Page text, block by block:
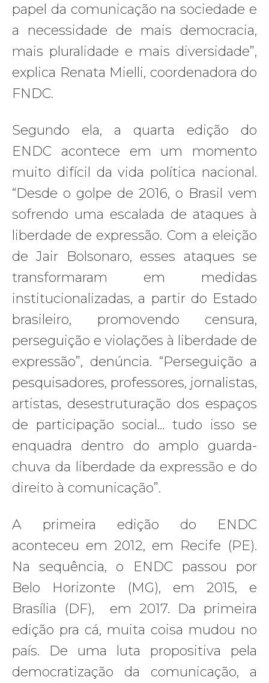
papel da comunicação na sociedade e
a necessidade de mais democracia,
mais pluralidade e mais diversidade”,
explica Renata Mielli, coordenadora do
FNDC.
Segundo ela, a quarta edição do
ENDC acontece em um momento
muito difícil da vida política nacional.
“Desde o golpe de 2016, o Brasil vem
sofrendo uma escalada de ataques à
liberdade de expressão. Com a eleição
de Jair Bolsonaro, esses ataques se
transformaram em medidas
institucionalizadas, a partir do Estado
brasileiro, promovendo censura,
perseguição e violações à liberdade de
expressão”, denúncia. “Perseguição a
pesquisadores, professores, jornalistas,
artistas, desestruturação dos espaços
de participação social… tudo isso se
enquadra dentro do amplo guarda-
chuva da liberdade da expressão e do
direito à comunicação”.
A primeira edição do ENDC
aconteceu em 2012, em Recife (PE).
Na sequência, o ENDC passou por
Belo Horizonte (MG), em 2015, e
Brasília (DF), em 2017. Da primeira
edição pra cá, muita coisa mudou no
país. De uma luta propositiva pela
democratização da comunicação, a